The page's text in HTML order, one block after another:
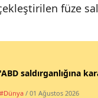
füze
'ABD saldırganlığına
#Dünya / 01 Ağustos 2026